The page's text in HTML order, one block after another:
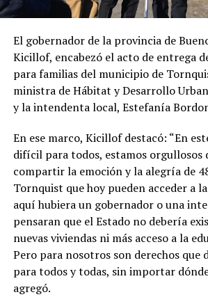
El gobernador de la provincia de
Kicillof, encabezó el acto de entrega
para familias del municipio de
ministra de Hábitat y Desarrollo
y la intendenta local, Estefanía
En ese marco, Kicillof destacó: “En
difícil para todos, estamos orgullosos
compartir la emoción y la alegría de
Tornquist que hoy pueden acceder a la
aquí hubiera un gobernador o una
pensaran que el Estado no debería
nuevas viviendas ni más acceso a la
Pero para nosotros son derechos que
para todos y todas, sin importar
agregó.